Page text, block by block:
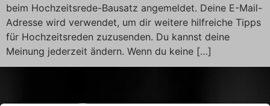
beim Hochzeitsrede-Bausatz angemeldet. Deine E-Mail-
Adresse wird verwendet, um dir weitere hilfreiche Tipps
für Hochzeitsreden zuzusenden. Du kannst deine
Meinung jederzeit ändern. Wenn du keine […]